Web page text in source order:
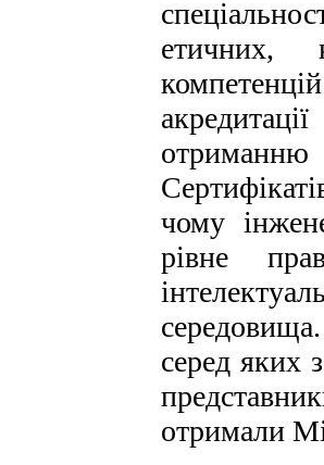
етичних,
чому
рівне
серед яких
отримали